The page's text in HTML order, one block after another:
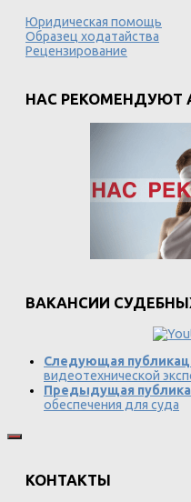
Юридическая помощь
Образец ходатайства
Рецензирование
НАС РЕКОМЕНДУЮТ
ВАКАНСИИ
Следующая
видеотехнической
Предыдущая
обеспечения для суда
КОНТАКТЫ